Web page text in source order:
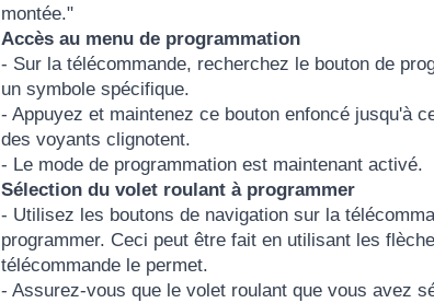
montée."
Accès au menu de programmation
- Sur la télécommande, recherchez le bouton de
un symbole spécifique.
- Appuyez et maintenez ce bouton enfoncé jusqu'à
des voyants clignotent.
- Le mode de programmation est maintenant activé.
Sélection du volet roulant à programmer
- Utilisez les boutons de navigation sur la
programmer. Ceci peut être fait en utilisant les
télécommande le permet.
- Assurez-vous que le volet roulant que vous avez